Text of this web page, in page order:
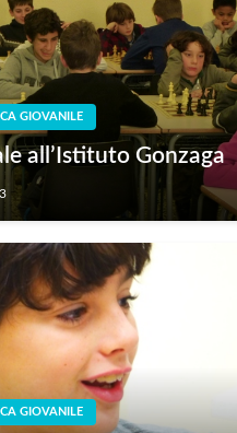
GIOVANILE
all’Istituto Gonzaga
GIOVANILE